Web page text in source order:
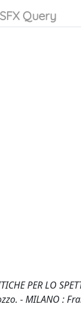
PER LO
- MILANO :